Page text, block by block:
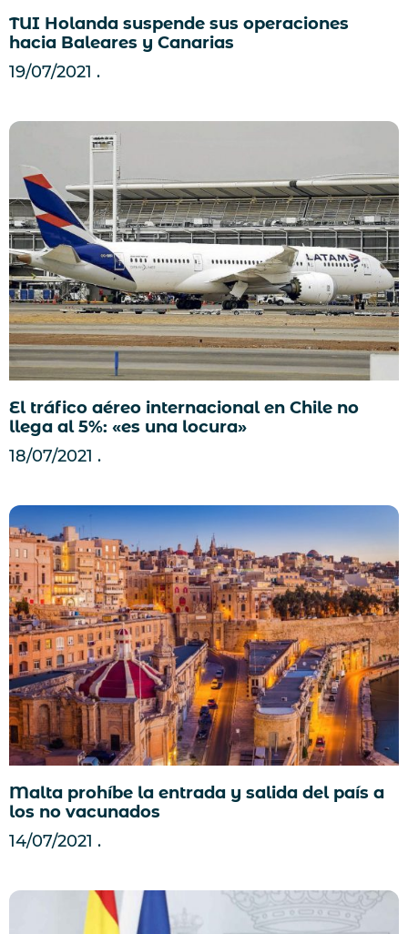
TUI Holanda suspende sus operaciones
hacia Baleares y Canarias
19/07/2021
El tráfico aéreo internacional en Chile no
llega al 5%: «es una locura»
18/07/2021
Malta prohíbe la entrada y salida del país a
los no vacunados
14/07/2021